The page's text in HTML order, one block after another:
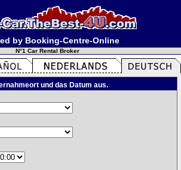
by Booking-Centre-Online
N°1 Car Rental Broker
und das Datum aus.